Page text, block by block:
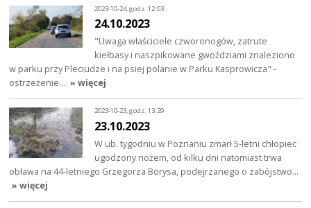
2023-10-24, godz. 12:03
24.10.2023
"Uwaga właściciele czworonogów, zatrute
kiełbasy i naszpikowane gwoździami znaleziono
w parku przy Pleciudze i na psiej polanie w Parku Kasprowicza" -
ostrzeżenie… » więcej
2023-10-23, godz. 13:29
23.10.2023
W ub. tygodniu w Poznaniu zmarł 5-letni chłopiec
ugodzony nożem, od kilku dni natomiast trwa
obława na 44-letniego Grzegorza Borysa, podejrzanego o zabójstwo…
» więcej